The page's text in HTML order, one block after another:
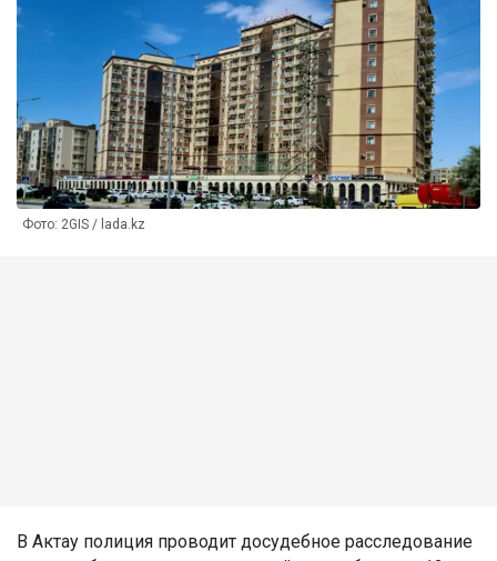
Фото: 2GIS / lada.kz
В Актау полиция проводит досудебное расследование